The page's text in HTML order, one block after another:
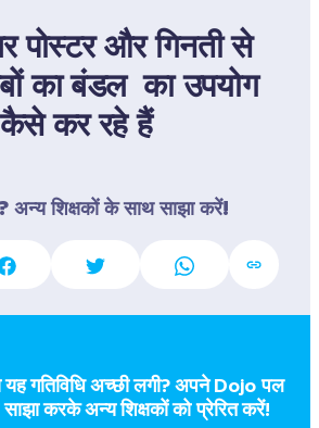
पोस्टर और गिनती से
का बंडल  का उपयोग
कैसे कर रहे हैं
अन्य शिक्षकों के साथ साझा करें!
यह गतिविधि अच्छी लगी? अपने Dojo पल
करके अन्य शिक्षकों को प्रेरित करें!